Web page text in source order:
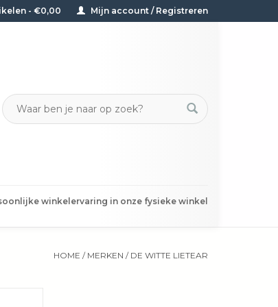
- €0,00 Mijn account / Registreren
winkelervaring in onze fysieke winkel
HOME / MERKEN / DE WITTE LIETEAR